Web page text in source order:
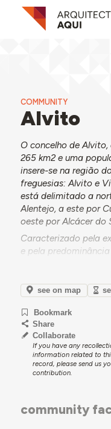
COMMUNITY
Alvito
O concelho de
265 km2 e uma
insere-se na região
freguesias: Alvito e
está delimitado a
Alentejo, a este por
oeste por Alcácer do
Caracterizado pela
e pela
maioritariamente
desempenha um
see on map
Bookmark
Share
Collaborate
If you have any
information related to
record, please send us
contribution.
community